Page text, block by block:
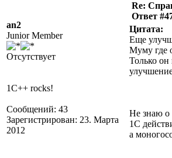
an2
Junior Member
Отсутствует
1C++ rocks!
Сообщений: 43
Зарегистрирован: 23. Марта
2012
Re:
Ответ
Цитата:
Еще
Муму где
Только он
Не знаю о
1С
а